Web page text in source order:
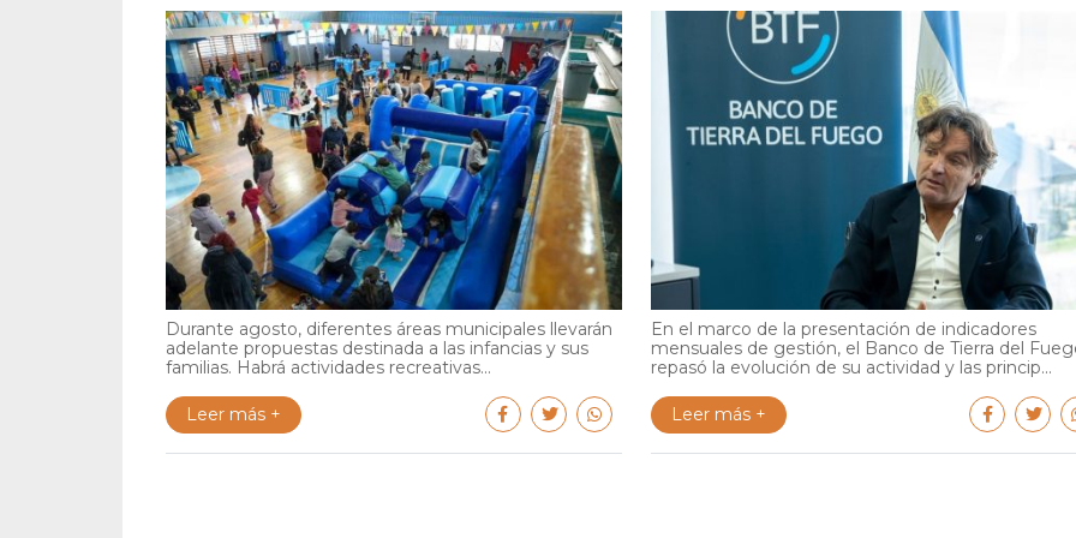
Durante agosto, diferentes áreas municipales llevarán
adelante propuestas destinada a las infancias y sus
familias. Habrá actividades recreativas...
Leer más +
En el marco de la presentación de indicadores
mensuales de gestión, el Banco de Tierra del
repasó la evolución de su actividad y las princip...
Leer más +